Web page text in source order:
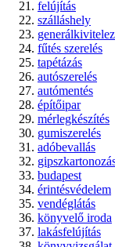
felújítás
szálláshely
fűtés szerelés
tapétázás
autószerelés
autómentés
építőipar
mérlegkészítés
gumiszerelés
adóbevallás
budapest
érintésvédelem
vendéglátás
könyvelő iroda
lakásfelújítás